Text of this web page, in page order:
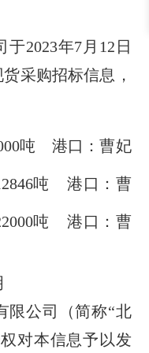
2023年7月12日
采购招标信息，
吨 港口：曹妃
吨 港口： 曹
吨 港口： 曹
限公司（简称“北
对本信息予以发